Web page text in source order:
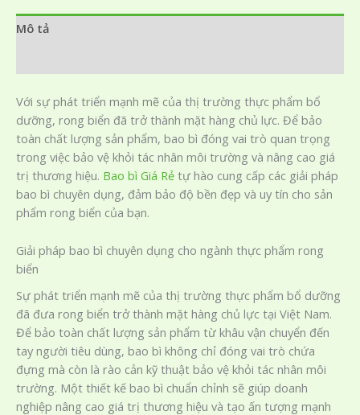
Mô tả
Với sự phát triển mạnh mẽ của thị trường thực phẩm bổ
dưỡng, rong biển đã trở thành mặt hàng chủ lực. Để bảo
toàn chất lượng sản phẩm, bao bì đóng vai trò quan trọng
trong việc bảo vệ khỏi tác nhân môi trường và nâng cao giá
trị thương hiệu. Bao bì Giá Rẻ tự hào cung cấp các giải pháp
bao bì chuyên dụng, đảm bảo độ bền đẹp và uy tín cho sản
phẩm rong biển của bạn.
Giải pháp bao bì chuyên dụng cho ngành thực phẩm rong
biển
Sự phát triển mạnh mẽ của thị trường thực phẩm bổ dưỡng
đã đưa rong biển trở thành mặt hàng chủ lực tại Việt Nam.
Để bảo toàn chất lượng sản phẩm từ khâu vận chuyển đến
tay người tiêu dùng, bao bì không chỉ đóng vai trò chứa
đựng mà còn là rào cản kỹ thuật bảo vệ khỏi tác nhân môi
trường. Một thiết kế bao bì chuẩn chỉnh sẽ giúp doanh
nghiệp nâng cao giá trị thương hiệu và tạo ấn tượng mạnh